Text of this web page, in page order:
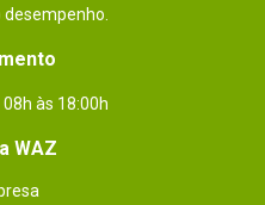
às 18:00h
WAZ